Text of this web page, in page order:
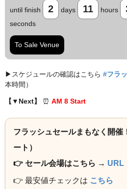
until finish 2 days 11 hours
seconds
To Sale Venue
▶︎スケジュールの確認はこちら #フラ
本時間）
【▼Next】 ⏰️ AM 8 Start
フラッシュセールまもなく開催
ート）
👉 セール会場はこちら → URL
👉 最安値チェックは こちら